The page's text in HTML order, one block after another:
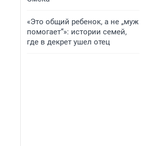
«Это общий ребенок, а не „муж
помогает“»: истории семей,
где в декрет ушел отец